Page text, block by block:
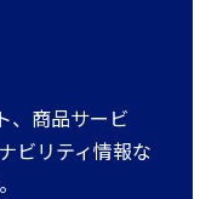
、商品サービ
ビリティ情報な